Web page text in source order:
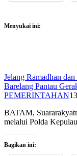
Menyukai ini:
Jelang Ramadhan
Barelang Pantau
PEMERINTAHAN
BATAM,
melalui Polda
Bagikan ini: